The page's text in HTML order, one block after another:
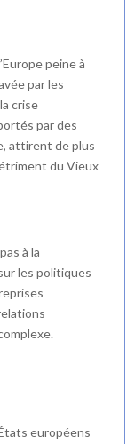
peine à
par les
crise
par des
attirent de plus
du Vieux
à la
les politiques
européens